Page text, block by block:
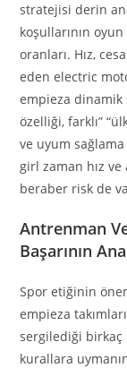
stratejisi derin
koşullarının
oranları. Hız,
eden electric
empieza dinamik
özelliği, farklı”
ve uyum
girl zaman hız
beraber risk de
Antrenman
Başarının
Spor etiğinin
empieza
sergilediği birkaç
kurallara